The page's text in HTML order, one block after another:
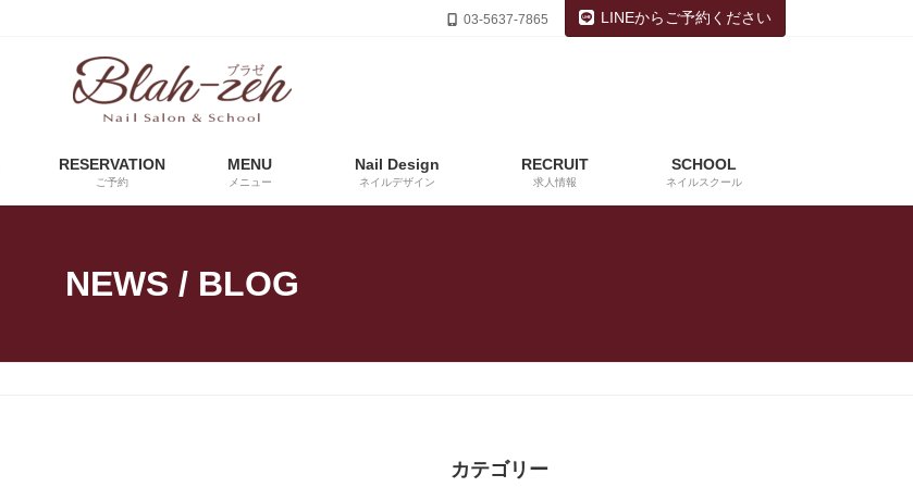
03-5637-7865 LINEからご予約ください
RESERVATION
ご予約
MENU
メニュー
Nail Design
ネイルデザイン
RECRUIT
求人情報
SCHOOL
ネイルスクール
NEWS / BLOG
カテゴリー